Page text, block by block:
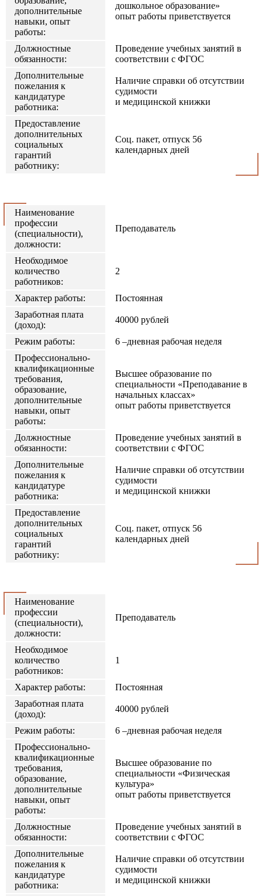
дополнительные
навыки, опыт
работы:
дошкольное образование»
опыт работы приветствуется
Должностные
обязанности:
Проведение учебных занятий в
соответствии с ФГОС
Дополнительные
пожелания к
кандидатуре
работника:
Наличие справки об отсутствии
судимости
и медицинской книжки
Предоставление
дополнительных
социальных
гарантий
работнику:
Соц. пакет, отпуск 56
календарных дней
Наименование
профессии
(специальности),
должности:
Преподаватель
Необходимое
количество
работников:
2
Характер работы:
Постоянная
Заработная плата
(доход):
40000 рублей
Режим работы:
6 –дневная рабочая неделя
Профессионально-
квалификационные
требования,
образование,
дополнительные
навыки, опыт
работы:
Высшее образование по
специальности «Преподавание в
начальных классах»
опыт работы приветствуется
Должностные
обязанности:
Проведение учебных занятий в
соответствии с ФГОС
Дополнительные
пожелания к
кандидатуре
работника:
Наличие справки об отсутствии
судимости
и медицинской книжки
Предоставление
дополнительных
социальных
гарантий
работнику:
Соц. пакет, отпуск 56
календарных дней
Наименование
профессии
(специальности),
должности:
Преподаватель
Необходимое
количество
работников:
1
Характер работы:
Постоянная
Заработная плата
(доход):
40000 рублей
Режим работы:
6 –дневная рабочая неделя
Профессионально-
квалификационные
требования,
образование,
дополнительные
навыки, опыт
работы:
Высшее образование по
специальности «Физическая
культура»
опыт работы приветствуется
Должностные
обязанности:
Проведение учебных занятий в
соответствии с ФГОС
Дополнительные
пожелания к
кандидатуре
работника:
Наличие справки об отсутствии
судимости
и медицинской книжки